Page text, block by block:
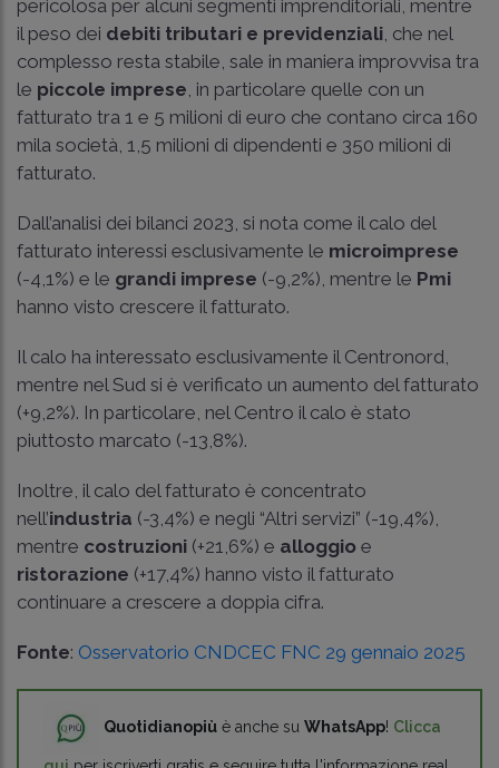
pericolosa per alcuni segmenti imprenditoriali, mentre
il peso dei debiti tributari e previdenziali , che nel
complesso resta stabile, sale in maniera improvvisa tra
le piccole imprese , in particolare quelle con un
fatturato tra 1 e 5 milioni di euro che contano circa 160
mila società, 1,5 milioni di dipendenti e 350 milioni di
fatturato.
Dall’analisi dei bilanci 2023, si nota come il calo del
fatturato interessi esclusivamente le microimprese
(-4,1%) e le grandi imprese (-9,2%), mentre le Pmi
hanno visto crescere il fatturato.
Il calo ha interessato esclusivamente il Centronord,
mentre nel Sud si è verificato un aumento del fatturato
(+9,2%). In particolare, nel Centro il calo è stato
piuttosto marcato (-13,8%).
Inoltre, il calo del fatturato è concentrato
nell’industria (-3,4%) e negli “Altri servizi” (-19,4%),
mentre costruzioni (+21,6%) e alloggio e
ristorazione (+17,4%) hanno visto il fatturato
continuare a crescere a doppia cifra.
Fonte: Osservatorio CNDCEC FNC 29 gennaio 2025
Quotidianopiù è anche su WhatsApp! Clicca